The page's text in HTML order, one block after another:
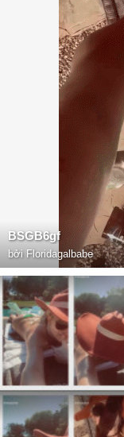
BSGB6gf
bởi Floridagalbabe